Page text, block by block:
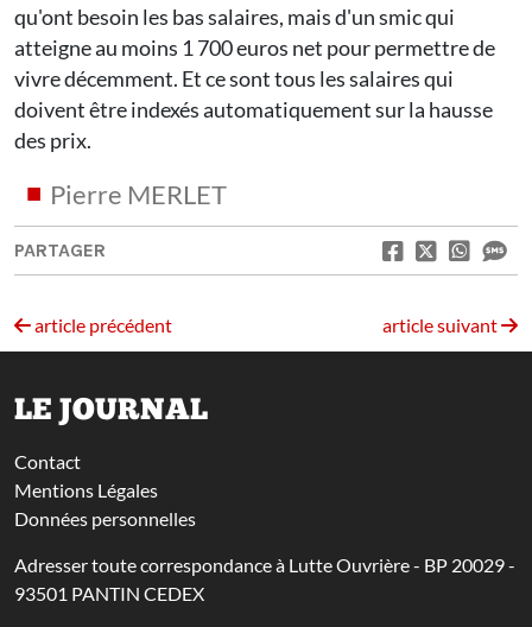
qu'ont besoin les bas salaires, mais d'un smic qui
atteigne au moins 1 700 euros net pour permettre de
vivre décemment. Et ce sont tous les salaires qui
doivent être indexés automatiquement sur la hausse
des prix.
Pierre MERLET
PARTAGER
article précédent article suivant
LE JOURNAL
Contact
Mentions Légales
Données personnelles
Adresser toute correspondance à Lutte Ouvrière - BP 20029 -
93501 PANTIN CEDEX